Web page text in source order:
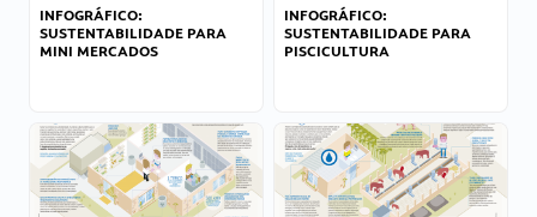
INFOGRÁFICO:
SUSTENTABILIDADE PARA
MINI MERCADOS
INFOGRÁFICO:
SUSTENTABILIDADE PARA
PISCICULTURA